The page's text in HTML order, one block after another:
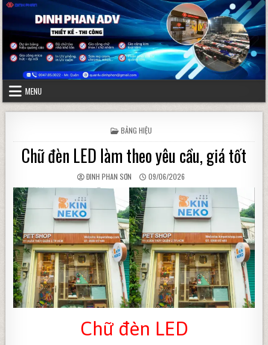
Skip to content
MENU
POSTED IN
BẢNG HIỆU
Chữ đèn LED làm theo yêu cầu, giá tốt
AUTHOR:
ĐINH PHAN SƠN PUBLISHED DATE:
09/06/2026
Chữ đèn LED